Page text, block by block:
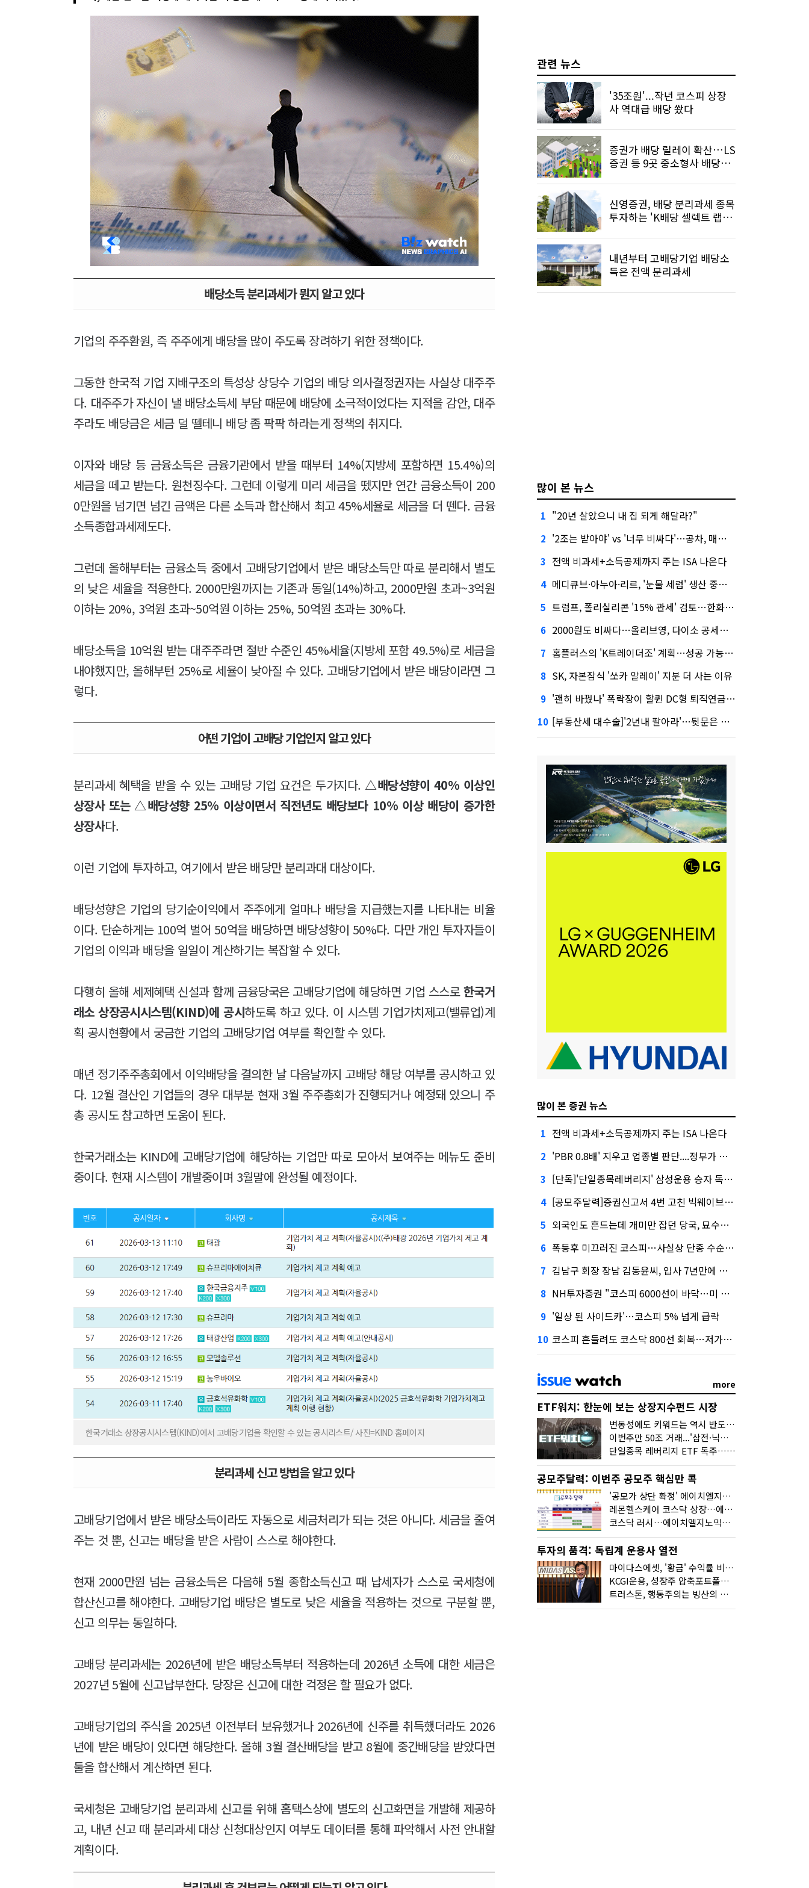
배당소득 분리과세가 뭔지 알고 있다
기업의 주주환원, 즉 주주에게 배당을 많이 주도록 장려하기 위한 정책이다.
그동한 한국적 기업 지배구조의 특성상 상당수 기업의 배당 의사결정권자는 사실상 대주주
다. 대주주가 자신이 낼 배당소득세 부담 때문에 배당에 소극적이었다는 지적을 감안, 대주
주라도 배당금은 세금 덜 뗄테니 배당 좀 팍팍 하라는게 정책의 취지다.
이자와 배당 등 금융소득은 금융기관에서 받을 때부터 14%(지방세 포함하면 15.4%)의
세금을 떼고 받는다. 원천징수다. 그런데 이렇게 미리 세금을 뗐지만 연간 금융소득이 200
0만원을 넘기면 넘긴 금액은 다른 소득과 합산해서 최고 45%세율로 세금을 더 뗀다. 금융
소득종합과세제도다.
그런데 올해부터는 금융소득 중에서 고배당기업에서 받은 배당소득만 따로 분리해서 별도
의 낮은 세율을 적용한다. 2000만원까지는 기존과 동일(14%)하고, 2000만원 초과~3억원
이하는 20%, 3억원 초과~50억원 이하는 25%, 50억원 초과는 30%다.
배당소득을 10억원 받는 대주주라면 절반 수준인 45%세율(지방세 포함 49.5%)로 세금을
내야했지만, 올해부턴 25%로 세율이 낮아질 수 있다. 고배당기업에서 받은 배당이라면 그
렇다.
어떤 기업이 고배당 기업인지 알고 있다
분리과세 혜택을 받을 수 있는 고배당 기업 요건은 두가지다.△배당성향이 40% 이상인
상장사 또는 △배당성향 25% 이상이면서 직전년도 배당보다 10% 이상 배당이 증가한
상장사다.
이런 기업에 투자하고, 여기에서 받은 배당만 분리과대 대상이다.
배당성향은 기업의 당기순이익에서 주주에게 얼마나 배당을 지급했는지를 나타내는 비율
이다. 단순하게는 100억 벌어 50억을 배당하면 배당성향이 50%다. 다만 개인 투자자들이
기업의 이익과 배당을 일일이 계산하기는 복잡할 수 있다.
다행히 올해 세제혜택 신설과 함께 금융당국은 고배당기업에 해당하면 기업 스스로한국거
래소 상장공시시스템(KIND)에 공시하도록 하고 있다. 이 시스템 기업가치제고(밸류업)계
획 공시현황에서 궁금한 기업의 고배당기업 여부를 확인할 수 있다.
매년 정기주주총회에서 이익배당을 결의한 날 다음날까지 고배당 해당 여부를 공시하고 있
다. 12월 결산인 기업들의 경우 대부분 현재 3월 주주총회가 진행되거나 예정돼 있으니 주
총 공시도 참고하면 도움이 된다.
한국거래소는 KIND에 고배당기업에 해당하는 기업만 따로 모아서 보여주는 메뉴도 준비
중이다. 현재 시스템이 개발중이며 3월말에 완성될 예정이다.
한국거래소 상장공시시스템(KIND)에서 고배당기업을 확인할 수 있는 공시리스트/ 사진=KIND 홈페이지
분리과세 신고 방법을 알고 있다
고배당기업에서 받은 배당소득이라도 자동으로 세금처리가 되는 것은 아니다. 세금을 줄여
주는 것 뿐, 신고는 배당을 받은 사람이 스스로 해야한다.
현재 2000만원 넘는 금융소득은 다음해 5월 종합소득신고 때 납세자가 스스로 국세청에
합산신고를 해야한다. 고배당기업 배당은 별도로 낮은 세율을 적용하는 것으로 구분할 뿐,
신고 의무는 동일하다.
고배당 분리과세는 2026년에 받은 배당소득부터 적용하는데 2026년 소득에 대한 세금은
2027년 5월에 신고납부한다. 당장은 신고에 대한 걱정은 할 필요가 없다.
고배당기업의 주식을 2025년 이전부터 보유했거나 2026년에 신주를 취득했더라도 2026
년에 받은 배당이 있다면 해당한다. 올해 3월 결산배당을 받고 8월에 중간배당을 받았다면
둘을 합산해서 계산하면 된다.
국세청은 고배당기업 분리과세 신고를 위해 홈택스상에 별도의 신고화면을 개발해 제공하
고, 내년 신고 때 분리과세 대상 신청대상인지 여부도 데이터를 통해 파악해서 사전 안내할
계획이다.
관련 뉴스
'35조원'...작년 코스피 상장
사 역대급 배당 쐈다
증권가 배당 릴레이 확산…LS
증권 등 9곳 중소형사 배당금
신영증권, 배당 분리과세 종목
투자하는 'K배당 셀렉트 랩'
내년부터 고배당기업 배당소
득은 전액 분리과세
많이 본 뉴스
1 "20년 살았으니 내 집 되게 해달라?"
2 '2조는 받아야' vs '너무 비싸다'…공차, 매각 성공할까
3 전액 비과세+소득공제까지 주는 ISA 나온다
4 메디큐브·아누아·리르, '눈물 세럼' 생산 중단한다
5 트럼프, 폴리실리콘 '15% 관세' 검토…한화큐셀·OCI 영향은?
6 2000원도 비싸다…올리브영, 다이소 공세에 '가성비'로 맞불
7 홈플러스의 'K트레이더조' 계획…성공 가능성은 '글쎄'
8 SK, 자본잠식 '쏘카 말레이' 지분 더 사는 이유
9 '괜히 바꿨나' 폭락장이 할퀸 DC형 퇴직연금…전문가 조언은
10 [부동산세 대수술]'2년내 팔아라'…뒷문은 열었다
많이 본 증권 뉴스
1 전액 비과세+소득공제까지 주는 ISA 나온다
2 'PBR 0.8배' 지우고 업종별 판단....정부가 제시한 '주가 누르기' 방지법
3 [단독]'단일종목레버리지' 삼성운용 승자 독식...운용수익 미래에셋의 6배
4 [공모주달력]증권신고서 4번 고친 빅웨이브로보틱스, 수요예측
5 외국인도 흔드는데 개미만 잡던 당국, 묘수는 과다호가부담금?
6 폭등후 미끄러진 코스피…사실상 단종 수순 밟는 '단종레'
7 김남구 회장 장남 김동윤씨, 입사 7년만에 한투증권 임원 승진
8 NH투자증권 "코스피 6000선이 바닥…미 금리 안정 후 추가 회복"
9 '일상 된 사이드카'…코스피 5% 넘게 급락
10 코스피 흔들려도 코스닥 800선 회복…저가매수세 유입
more
ETF워치: 한눈에 보는 상장지수펀드 시장
변동성에도 키워드는 역시 반도체…신상품은 우주·방산
이번주만 50조 거래...'삼전·닉스 레버리지' 수익률은 -30%
단일종목 레버리지 ETF 독주…'증시 블랙홀'
공모주달력: 이번주 공모주 핵심만 콕
'공모가 상단 확정' 에이치엘지노믹스 청약
레몬헬스케어 코스닥 상장…에이치엘지노믹스 수요예측
코스닥 러시…에이치엘지노믹스 수요예측·레메디 청약
투자의 품격: 독립계 운용사 열전
마이다스에셋, '황금' 수익률 비결은 '꾸준함'
KCGI운용, 성장주 압축포트폴리오로 새 길을 그리다
트러스톤, 행동주의는 빙산의 일각...진정한 힘은 '주식형 강자'